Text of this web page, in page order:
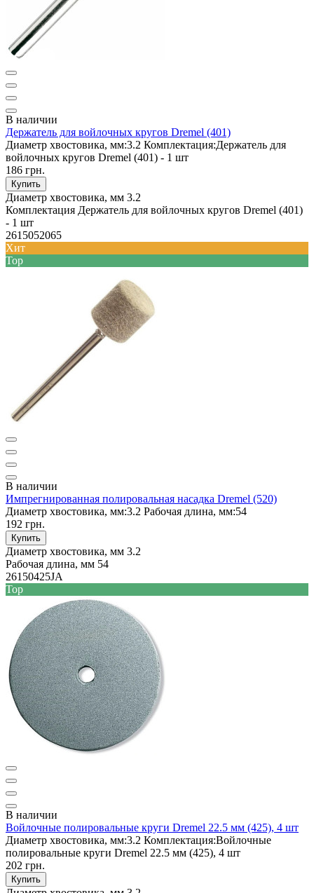
В наличии
Держатель для войлочных кругов Dremel (401)
Диаметр хвостовика, мм:3.2 Комплектация:Держатель для
войлочных кругов Dremel (401) - 1 шт
186 грн.
Купить
Диаметр хвостовика, мм 3.2
Комплектация Держатель для войлочных кругов Dremel (401)
- 1 шт
2615052065
Хит
Top
В наличии
Импрегнированная полировальная насадка Dremel (520)
Диаметр хвостовика, мм:3.2 Рабочая длина, мм:54
192 грн.
Купить
Диаметр хвостовика, мм 3.2
Рабочая длина, мм 54
26150425JA
Top
В наличии
Войлочные полировальные круги Dremel 22.5 мм (425), 4 шт
Диаметр хвостовика, мм:3.2 Комплектация:Войлочные
полировальные круги Dremel 22.5 мм (425), 4 шт
202 грн.
Купить